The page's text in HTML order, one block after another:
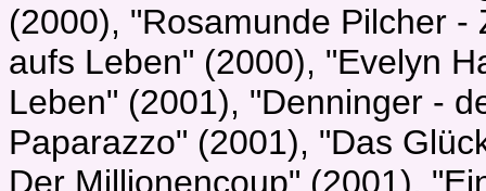
(2000), "Rosamunde Pilcher
aufs Leben" (2000), "Evelyn
Leben" (2001), "Denninger -
Paparazzo" (2001), "Das
Der Millionencoup" (2001),